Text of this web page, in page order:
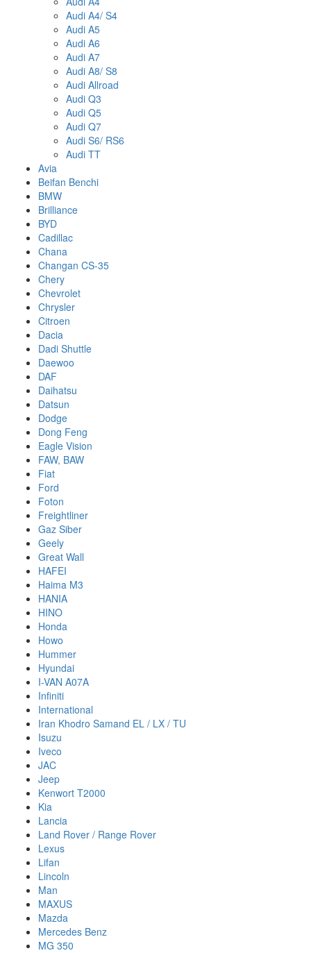
Audi A4/ S4
Audi A5
Audi A6
Audi A7
Audi A8/ S8
Audi Allroad
Audi Q3
Audi Q5
Audi Q7
Audi S6/ RS6
Audi TT
Avia
Beifan Benchi
BMW
Brilliance
BYD
Cadillac
Chana
Changan CS-35
Chery
Chevrolet
Chrysler
Citroen
Dacia
Dadi Shuttle
Daewoo
DAF
Daihatsu
Datsun
Dodge
Dong Feng
Eagle Vision
FAW, BAW
Fiat
Ford
Foton
Freightliner
Gaz Siber
Geely
Great Wall
HAFEI
Haima M3
HANIA
HINO
Honda
Howo
Hummer
Hyundai
I-VAN A07A
Infiniti
International
Iran Khodro Samand EL / LX / TU
Isuzu
Iveco
JAC
Jeep
Kenwort T2000
Kia
Lancia
Land Rover / Range Rover
Lexus
Lifan
Lincoln
Man
MAXUS
Mazda
Mercedes Benz
MG 350